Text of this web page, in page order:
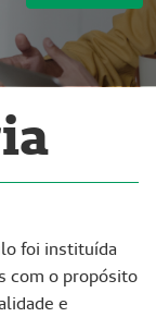
foi instituída
com o propósito
e